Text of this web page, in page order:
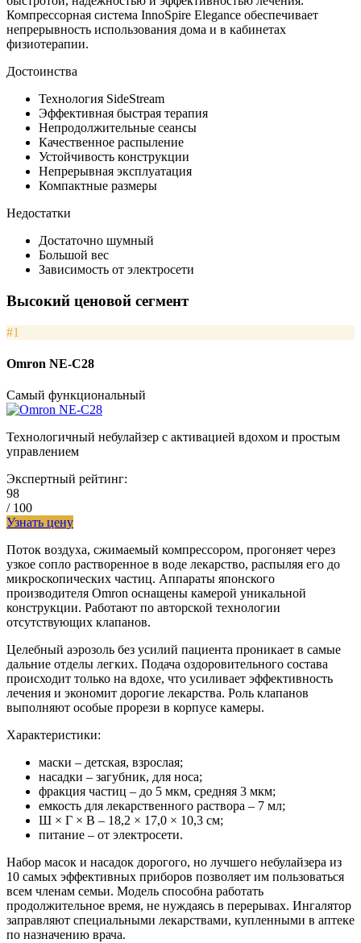
Компрессорная система InnoSpire Elegance обеспечивает
непрерывность использования дома и в кабинетах
физиотерапии.
Достоинства
Технология SideStream
Эффективная быстрая терапия
Непродолжительные сеансы
Качественное распыление
Устойчивость конструкции
Непрерывная эксплуатация
Компактные размеры
Недостатки
Достаточно шумный
Большой вес
Зависимость от электросети
Высокий ценовой сегмент
#1
Omron NE-C28
Самый функциональный
Технологичный небулайзер с активацией вдохом и простым
управлением
Экспертный рейтинг:
98
/ 100
Узнать цену
Поток воздуха, сжимаемый компрессором, прогоняет через
узкое сопло растворенное в воде лекарство, распыляя его до
микроскопических частиц. Аппараты японского
производителя Omron оснащены камерой уникальной
конструкции. Работают по авторской технологии
отсутствующих клапанов.
Целебный аэрозоль без усилий пациента проникает в самые
дальние отделы легких. Подача оздоровительного состава
происходит только на вдохе, что усиливает эффективность
лечения и экономит дорогие лекарства. Роль клапанов
выполняют особые прорези в корпусе камеры.
Характеристики:
маски – детская, взрослая;
насадки – загубник, для носа;
фракция частиц – до 5 мкм, средняя 3 мкм;
емкость для лекарственного раствора – 7 мл;
Ш × Г × В – 18,2 × 17,0 × 10,3 см;
питание – от электросети.
Набор масок и насадок дорогого, но лучшего небулайзера из
10 самых эффективных приборов позволяет им пользоваться
всем членам семьи. Модель способна работать
продолжительное время, не нуждаясь в перерывах. Ингалятор
заправляют специальными лекарствами, купленными в аптеке
по назначению врача.